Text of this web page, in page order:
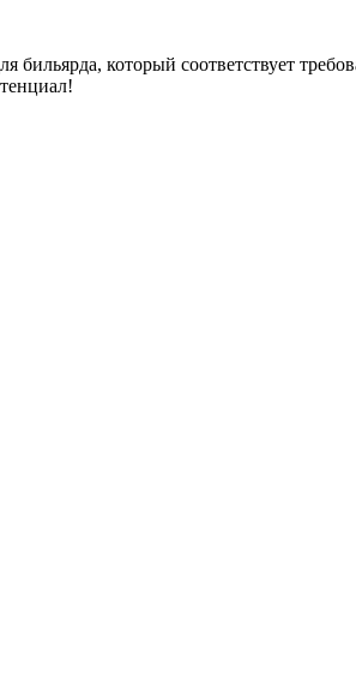
бильярда, который соответствует